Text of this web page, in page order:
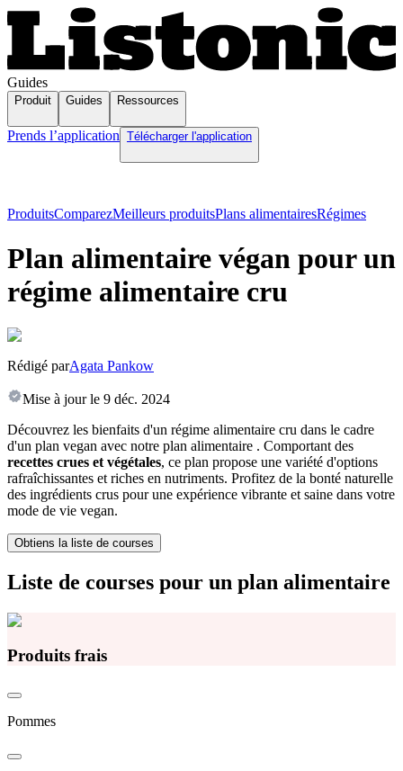
Guides
Produit Guides Ressources
Prends l’application Télécharger l'application
ProduitsComparezMeilleurs produitsPlans alimentairesRégimes
Plan alimentaire végan pour un
régime alimentaire cru
Rédigé parAgata Pankow
Mise à jour le 9 déc. 2024
Découvrez les bienfaits d'un régime alimentaire cru dans le cadre
d'un plan vegan avec notre plan alimentaire . Comportant des
recettes crues et végétales, ce plan propose une variété d'options
rafraîchissantes et riches en nutriments. Profitez de la bonté naturelle
des ingrédients crus pour une expérience vibrante et saine dans votre
mode de vie vegan.
Obtiens la liste de courses
Liste de courses pour un plan alimentaire
Produits frais
Pommes